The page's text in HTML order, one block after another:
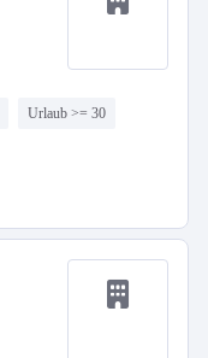
Urlaub >= 30